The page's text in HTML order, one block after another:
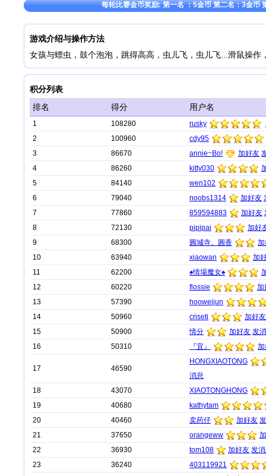
每轮比赛金币奖励: 第一名 ：5金币 第二名：3金币
游戏介绍与操作方法
女孩与螵虫，鼓个泡泡，跳得高高，虫儿飞，虫儿飞...滑鼠操作
积分列表
排名
得分 用户名
1 108280 rusky
2
100960
cdy95
3
86670 annie~Bo! 加好友
4
86260 kitty030
5
84140
wen102
6
79040 noobs1314 加好友
7
77860 859594883 加好友
8
72130 pipipai
加好
9
68300 圓城寺。圓香
10
63940 xiaowan
加
11
62200 ♠情場魔女♠
12
60220 flossie
加
13
57390
hooweijun
14
50960 criseti
加好友
15
50900 情分 加好友 发
16
50310 『宜』
17 46590
HONGXIAOTONG
消息
18
43070
XIAOTONGHONG
19
40680
kathytam
20
40460 卖药仔 加好友
21
37650 orangeww
22
36930 tom108 加好友 发
23
36240
403119921